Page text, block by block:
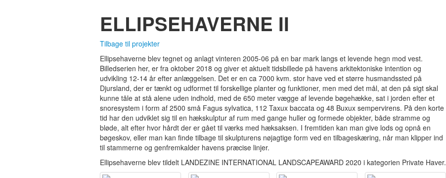
ELLIPSEHAVERNE II
Tilbage til projekter
Ellipsehaverne blev tegnet og anlagt vinteren 2005-06 på en bar mark langs et levende hegn mod vest.
Billedserien her, er fra oktober 2018 og giver et aktuelt tidsbillede på havens arkitektoniske intention og
udvikling 12-14 år efter anlæggelsen. Det er en ca 7000 kvm. stor have ved et større husmandssted på
Djursland, der er tænkt og udformet til forskellige planter og funktioner, men med det mål, at den på sigt skal
kunne tåle at stå alene uden indhold, med de 650 meter vægge af levende bøgehække, sat i jorden efter et
snoresystem i form af 2500 små Fagus sylvatica, 112 Taxux baccata og 48 Buxux sempervirens. På den korte
tid har den udviklet sig til en hækskulptur af rum med gange huller og formede objekter, både stramme og
bløde, alt efter hvor hårdt der er gået til værks med hæksaksen. I fremtiden kan man give lods og opnå en
bøgeskov, eller man kan finde tilbage til skulpturens nøjagtige form ved en tilbageskæring, når man klipper ind
til stammerne og genfremkalder havens præcise linjer.
Ellipsehaverne blev tildelt LANDEZINE INTERNATIONAL LANDSCAPEAWARD 2020 i kategorien Private Haver.